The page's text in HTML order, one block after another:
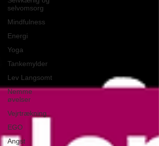
selvomsorg
Mindfulness
Energi
Yoga
Tankemylder
Lev Langsomt
Nemme
øvelser
Vejrtrækning
EGO
Angst